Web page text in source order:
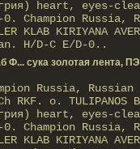
heart, eyes-
Champion Russia,
KLAB KIRIYANA
H/D-С E/D-0..
Ф... сука золотая лента,
Russia, Russian
RKF. о. TULIPANOS
heart, eyes-
Champion Russia,
KLAB KIRIYANA